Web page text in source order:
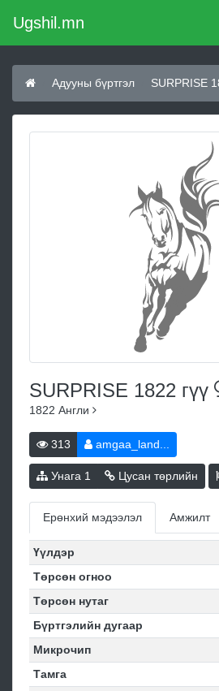
Ugshil.mn
Адууны бүртгэл SURPRISE
SURPRISE 1822 гүү
1822 Англи
313 amgaa_land...
Унага 1 Цусан төрлийн
Ерөнхий мэдээлэл Амжилт
Үүлдэр
Төрсөн огноо
Төрсөн нутаг
Бүртгэлийн дугаар
Микрочип
Тамга